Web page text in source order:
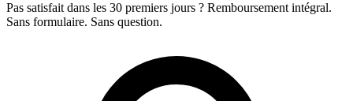
Pas satisfait dans les 30 premiers jours ? Remboursement intégral.
Sans formulaire. Sans question.